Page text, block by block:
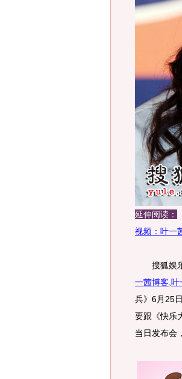
延伸阅读：
视频：叶一
搜狐娱乐
一茜博客 叶
兵》6月25
要跟《快乐
当日发布会